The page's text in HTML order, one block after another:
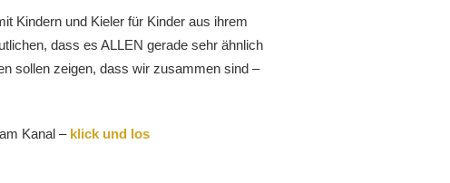
Kindern und Kieler für Kinder aus ihrem
dass es ALLEN gerade sehr ähnlich
sollen zeigen, dass wir zusammen sind –
Kanal – klick und los